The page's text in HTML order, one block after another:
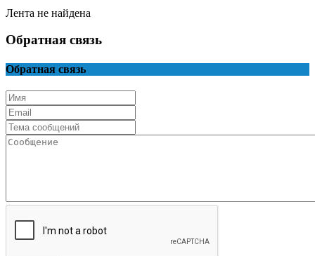
Лента не найдена
Обратная связь
Обратная связь